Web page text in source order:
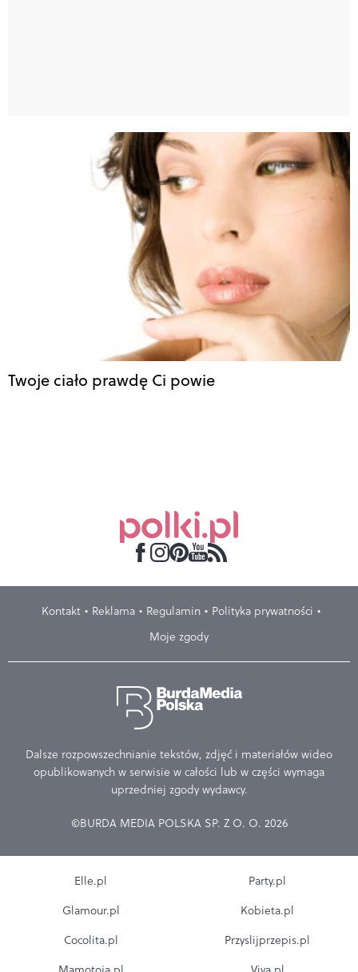
Twoje ciało prawdę Ci powie
Kontakt Reklama Regulamin
Polityka prywatności
Moje zgody
Dalsze rozpowszechnianie tekstów, zdjęć i materiałów wideo
opublikowanych w serwisie w całości lub w części wymaga
uprzedniej zgody wydawcy.
©BURDA MEDIA POLSKA SP. Z O. O. 2026
Elle.pl
Glamour.pl
Cocolita.pl
Party.pl
Kobieta.pl
Przyslijprzepis.pl